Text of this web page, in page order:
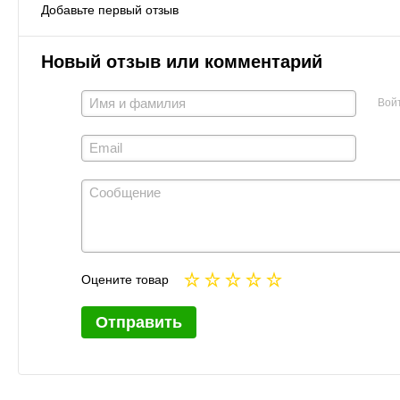
Добавьте первый отзыв
Новый отзыв или комментарий
Оцените товар
Отправить